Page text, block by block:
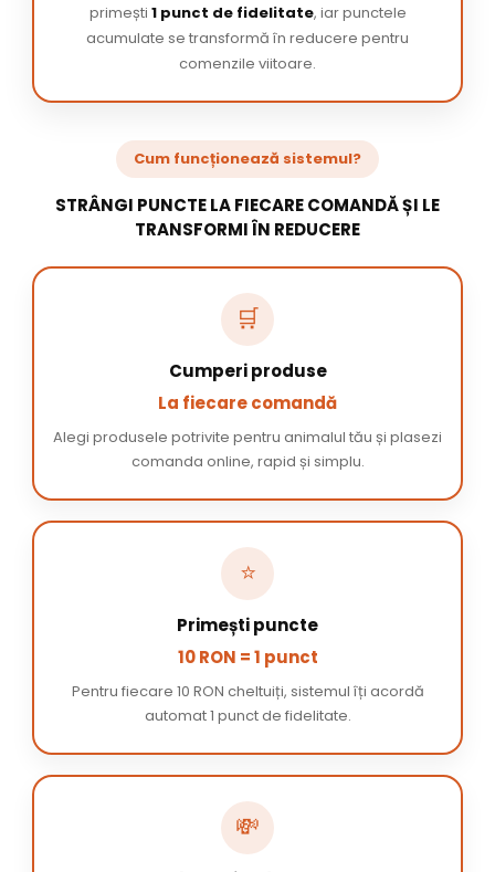
primești 1 punct de fidelitate, iar punctele
acumulate se transformă în reducere pentru
comenzile viitoare.
Cum funcționează sistemul?
STRÂNGI PUNCTE LA FIECARE COMANDĂ ȘI LE
TRANSFORMI ÎN REDUCERE
🛒
Cumperi produse
La fiecare comandă
Alegi produsele potrivite pentru animalul tău și plasezi
comanda online, rapid și simplu.
⭐
Primești puncte
10 RON = 1 punct
Pentru fiecare 10 RON cheltuiți, sistemul îți acordă
automat 1 punct de fidelitate.
💸